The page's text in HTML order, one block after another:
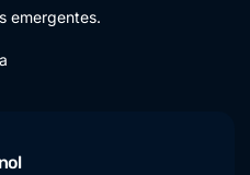
emergentes.